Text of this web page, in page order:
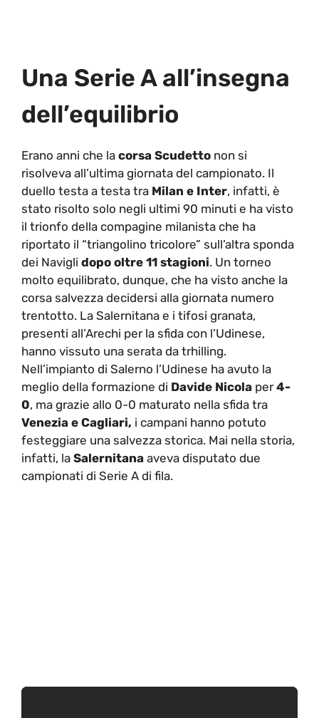
Una Serie A all’insegna
dell’equilibrio
Erano anni che la corsa Scudetto non si
risolveva all’ultima giornata del campionato. Il
duello testa a testa tra Milan e Inter, infatti, è
stato risolto solo negli ultimi 90 minuti e ha visto
il trionfo della compagine milanista che ha
riportato il “triangolino tricolore” sull’altra sponda
dei Navigli dopo oltre 11 stagioni. Un torneo
molto equilibrato, dunque, che ha visto anche la
corsa salvezza decidersi alla giornata numero
trentotto. La Salernitana e i tifosi granata,
presenti all’Arechi per la sfida con l’Udinese,
hanno vissuto una serata da trhilling.
Nell’impianto di Salerno l’Udinese ha avuto la
meglio della formazione di Davide Nicola per4-
0, ma grazie allo 0-0 maturato nella sfida tra
Venezia e Cagliari, i campani hanno potuto
festeggiare una salvezza storica. Mai nella storia,
infatti, la Salernitana aveva disputato due
campionati di Serie A di fila.